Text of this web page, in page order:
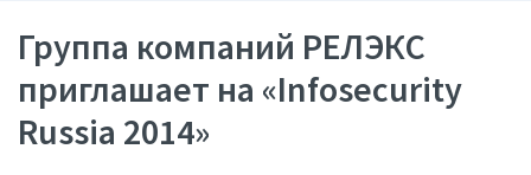
Группа компаний РЕЛЭКС
приглашает на «Infosecurity
Russia 2014»